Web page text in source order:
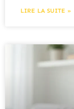
LIRE LA SUITE »